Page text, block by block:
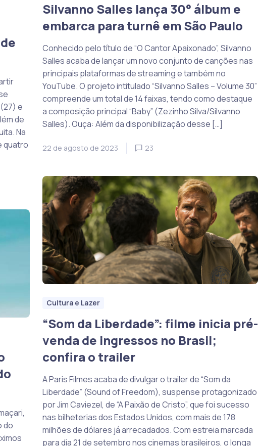
Silvanno Salles lança 30° álbum e
embarca para turnê em São Paulo
Conhecido pelo título de “O Cantor Apaixonado”, Silvanno
Salles acaba de lançar um novo conjunto de canções nas
principais plataformas de streaming e também no
YouTube. O projeto intitulado “Silvanno Salles – Volume 30”
compreende um total de 14 faixas, tendo como destaque
a composição principal “Baby” (Zezinho Silva/Silvanno
Salles). Ouça: Além da disponibilização desse […]
22 de agosto de 2023 23
e
de
Na
quatro
Cultura e Lazer
“Som da Liberdade”: filme inicia pré-
venda de ingressos no Brasil;
confira o trailer
A Paris Filmes acaba de divulgar o trailer de “Som da
Liberdade” (Sound of Freedom), suspense protagonizado
por Jim Caviezel, de “A Paixão de Cristo”, que foi sucesso
nas bilheterias dos Estados Unidos, com mais de 178
milhões de dólares já arrecadados. Com estreia marcada
para dia 21 de setembro nos cinemas brasileiros, o longa
do